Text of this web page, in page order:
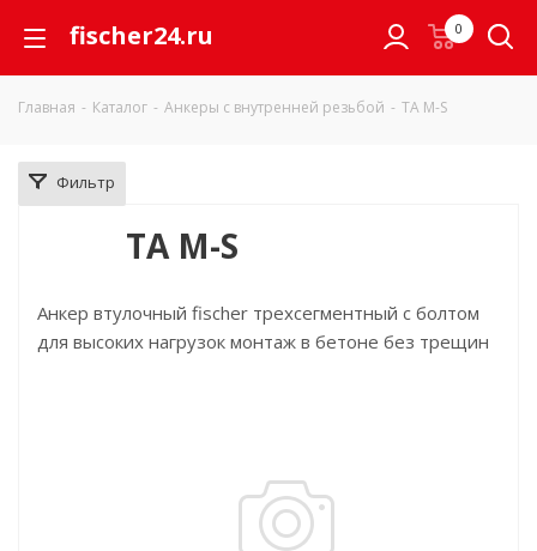
fischer24.ru 0
Главная - Каталог - Анкеры с внутренней резьбой - TA M-S
Фильтр
TA M-S
Анкер втулочный fischer трехсегментный с болтом
для высоких нагрузок монтаж в бетоне без трещин